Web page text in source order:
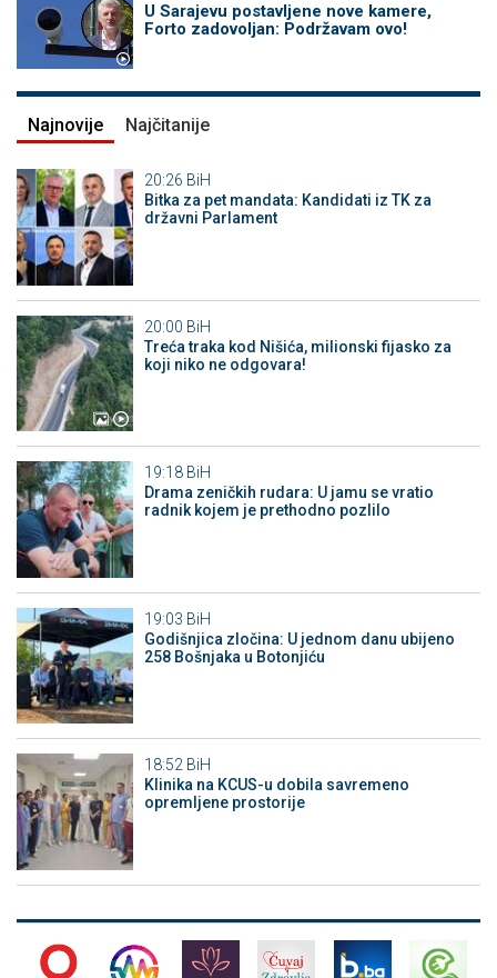
U Sarajevu postavljene nove kamere,
Forto zadovoljan: Podržavam ovo!
Najnovije Najčitanije
20:26 BiH
Bitka za pet mandata: Kandidati iz TK za
državni Parlament
20:00 BiH
Treća traka kod Nišića, milionski fijasko za
koji niko ne odgovara!
19:18 BiH
Drama zeničkih rudara: U jamu se vratio
radnik kojem je prethodno pozlilo
19:03 BiH
Godišnjica zločina: U jednom danu ubijeno
258 Bošnjaka u Botonjiću
18:52 BiH
Klinika na KCUS-u dobila savremeno
opremljene prostorije